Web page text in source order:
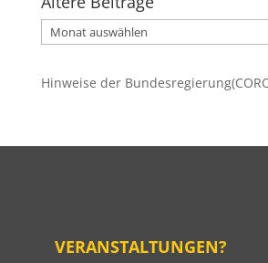
Ältere
Beiträge
Hinweise der
VERANSTALTUNGEN?